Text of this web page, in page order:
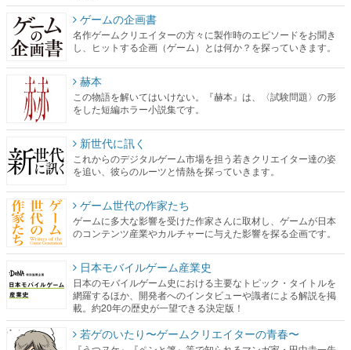
ゲームの企画書
名作ゲームクリエイターの方々に製作時のエピソードをお聞き
し、ヒットする企画（ゲーム）とは何か？を探っていきます。
赫本
この物語を解いてはいけない。『赫本』は、〈試験問題〉の形
をした短編ホラー小説集です。
新世代に訊く
これからのデジタルゲーム市場を担う若きクリエイター達の姿
を追い、彼らのルーツと情熱を探っていきます。
ゲーム世代の作家たち
ゲームに多大な影響を受けた作家さんに取材し、ゲームが日本
のコンテンツ産業やカルチャーに与えた影響を探る企画です。
日本モバイルゲーム産業史
日本のモバイルゲーム史における主要なトピック・タイトルを
網羅するほか、開発者へのインタビューや識者による解説を掲
載。約20年の歴史が一望できる決定版！
若ゲのいたり〜ゲームクリエイターの青春〜